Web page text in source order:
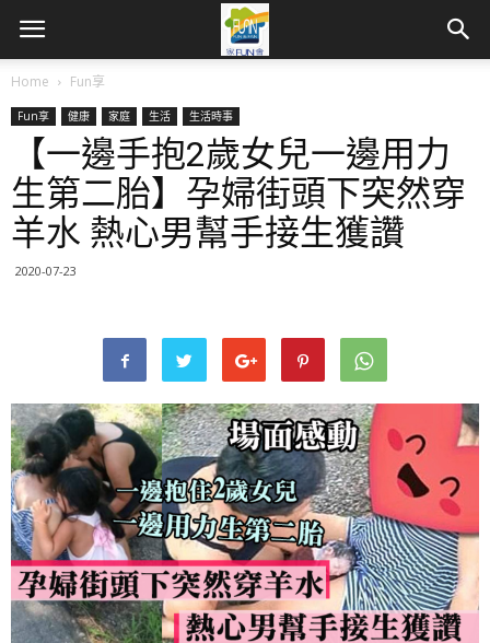
Home Fun享
Fun享 健康 家庭 生活 生活時事
【一邊手抱2歲女兒一邊用力
生第二胎】孕婦街頭下突然穿
羊水 熱心男幫手接生獲讚
2020-07-23